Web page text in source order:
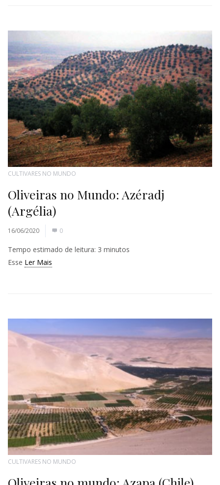
CULTIVARES NO MUNDO
Oliveiras no Mundo: Azéradj
(Argélia)
16/06/2020 0
Tempo estimado de leitura: 3 minutos
Esse Ler Mais
CULTIVARES NO MUNDO